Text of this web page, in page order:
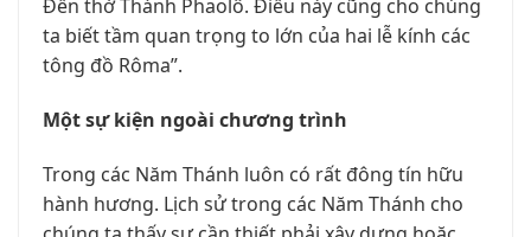
Đền thờ Thánh Phaolô. Điều này cũng cho chúng
ta biết tầm quan trọng to lớn của hai lễ kính các
tông đồ Rôma”.
Một sự kiện ngoài chương trình
Trong các Năm Thánh luôn có rất đông tín hữu
hành hương. Lịch sử trong các Năm Thánh cho